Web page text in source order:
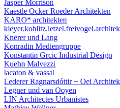
Jasper Morrison
Kaestle Ocker Roeder Architekten
KARO* architekten
Knerer und Lang
Konradin Mediengruppe
Konstantin Grcic Industrial Design
Kuehn Malvezzi
lacaton & vassal
Lederer Ragnarsdóttir + Oei
Legner und van Ooyen
LIN Architectes Urbanistes